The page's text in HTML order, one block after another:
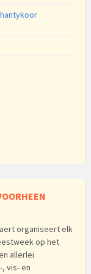
organiseert elk
op het
allerlei
vis- en